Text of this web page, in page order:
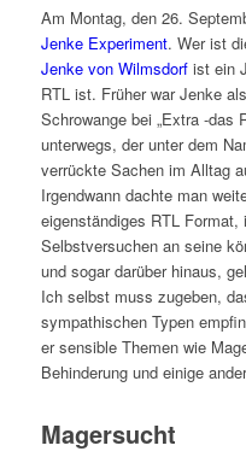
Am Montag, den 26.
Jenke Experiment. Wer ist
Jenke von Wilmsdorf ist ein
RTL ist. Früher war Jenke
Schrowange bei „Extra -das
unterwegs, der unter dem
verrückte Sachen im Alltag
Irgendwann dachte man
eigenständiges RTL
Selbstversuchen an seine
und sogar darüber hinaus,
Ich selbst muss zugeben,
sympathischen Typen
er sensible Themen wie
Behinderung und einige
Magersucht